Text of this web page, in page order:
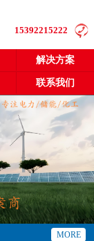
15392215222
解决方案
联系我们
MORE